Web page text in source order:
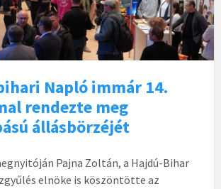
Napló immár 14.
rendezte meg
állásbörzéjét
Pajna Zoltán, a Hajdú-Bihar
elnöke is köszöntötte az